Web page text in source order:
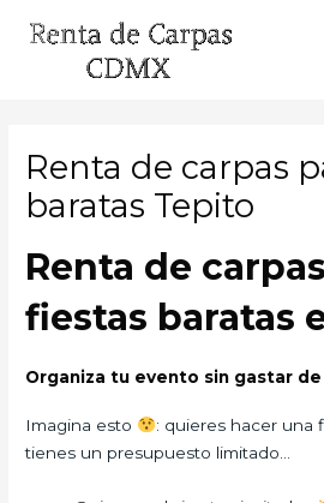
Renta de carpas
baratas Tepito
Renta de
fiestas baratas
Organiza tu evento sin gastar de
Imagina esto
: quieres hacer una
tienes un presupuesto limitado…